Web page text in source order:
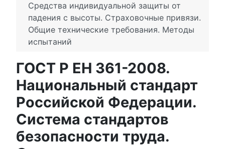
Средства индивидуальной защиты от
падения с высоты. Страховочные привязи.
Общие технические требования. Методы
испытаний
ГОСТ Р ЕН 361-2008.
Национальный стандарт
Российской Федерации.
Система стандартов
безопасности труда.